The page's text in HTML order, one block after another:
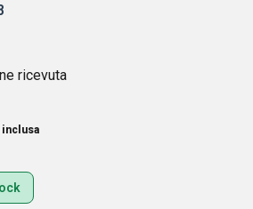
ricevuta
inclusa